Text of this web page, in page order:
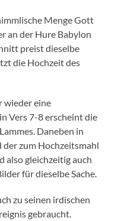
Menge Gott
an der Hure Babylon
preist dieselbe
die Hochzeit des
wieder eine
in Vers 7-8 erscheint die
Daneben in
der zum Hochzeitsmahl
also gleichzeitig auch
für dieselbe Sache.
zu seinen irdischen
gebraucht.